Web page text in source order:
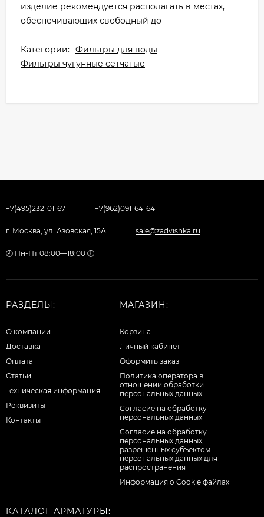
изделие рекомендуется располагать в местах,
обеспечивающих свободный до
Категории: Фильтры для воды
Фильтры чугунные сетчатые
+7(495)232-01-67 +7(962)091-64-64
г. Москва, ул. Азовская, 15А sale@zadvishka.ru
🕗 Пн-Пт 08:00—18:00 🕕
РАЗДЕЛЫ:
О компании
Доставка
Оплата
Статьи
Техническая информация
Реквизиты
Контакты
МАГАЗИН:
Корзина
Личный кабинет
Оформить заказ
Политика оператора в
отношении обработки
персональных данных
Согласие на обработку
персональных данных
Cогласие на обработку
персональных данных,
разрешенных субъектом
персональных данных для
распространения
Информация о Cookie файлах
КАТАЛОГ АРМАТУРЫ: